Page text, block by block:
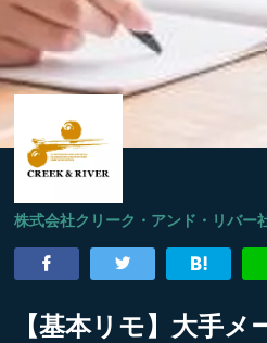
株式会社クリーク・アンド・リバー
【基本リモ】大手